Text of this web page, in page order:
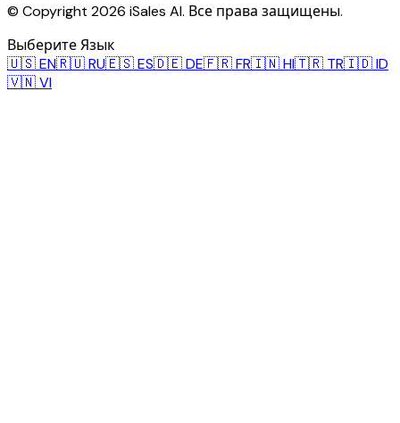
© Copyright 2026 iSales AI. Все права защищены.
Выберите Язык
🇺🇸EN🇷🇺RU🇪🇸ES🇩🇪DE🇫🇷FR🇮🇳HI🇹🇷 TR🇮🇩ID
🇻🇳VI